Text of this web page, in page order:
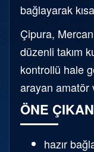
bağlayarak
Çipura,
düzenli takım
kontrollü hale
arayan amatör
ÖNE
hazır